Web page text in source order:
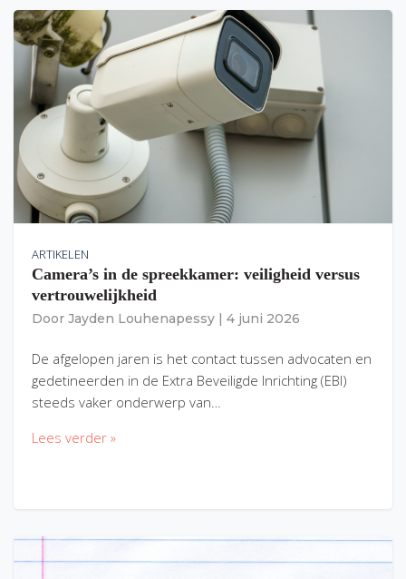
ARTIKELEN
Camera’s in de spreekkamer: veiligheid versus
vertrouwelijkheid
Door Jayden Louhenapessy 4 juni 2026
De afgelopen jaren is het contact tussen advocaten en
gedetineerden in de Extra Beveiligde Inrichting (EBI)
steeds vaker onderwerp van…
Lees verder »